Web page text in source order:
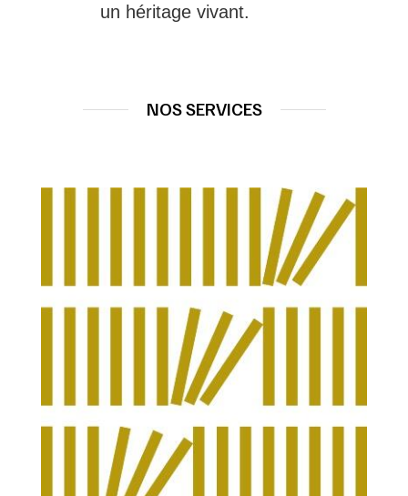
un héritage vivant.
NOS SERVICES